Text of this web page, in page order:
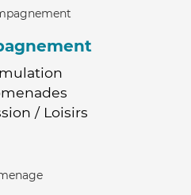
/ Loisirs